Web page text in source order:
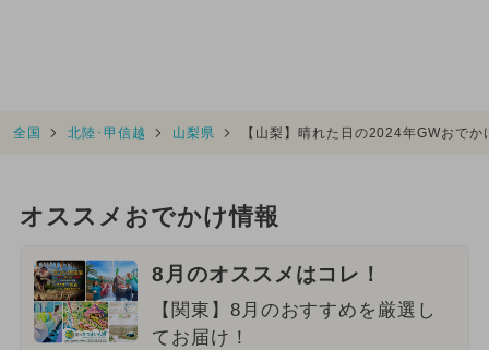
全国 北陸･甲信越 山梨県 【山梨】晴れた日の2024年GWおで
オススメおでかけ情報
8月のオススメはコレ！
【関東】8月のおすすめを厳選し
てお届け！